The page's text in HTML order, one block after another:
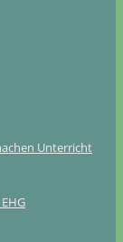
Unterricht